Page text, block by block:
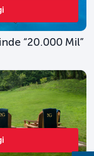
“20.000 Mil”